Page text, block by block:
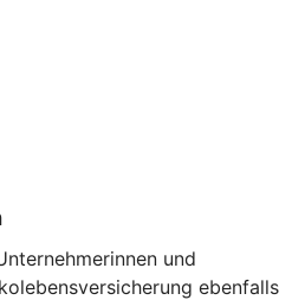
und
ebenfalls